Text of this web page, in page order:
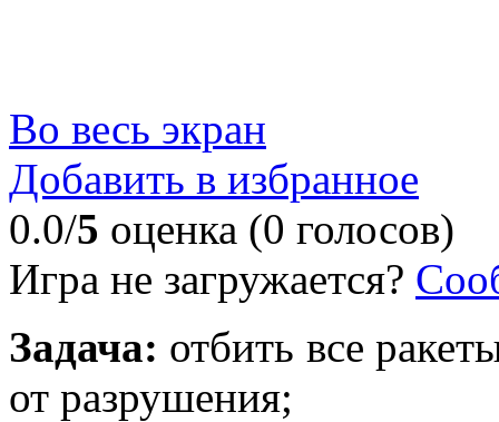
Во весь экран
Добавить в избранное
0.0/5 оценка (0 голосов)
Игра не загружается?
Задача: отбить все
от разрушения;